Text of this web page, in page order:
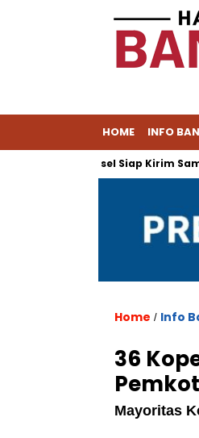
HOME INFO
Tangsel Siap Kirim Sampah
Home / Info
36
Mayoritas